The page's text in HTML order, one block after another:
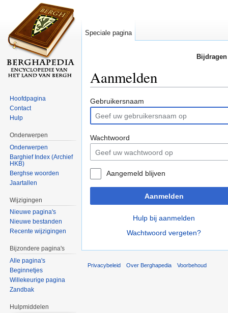
Aanmelden
Gebruikersnaam
Wachtwoord
Aangemeld blijven
Aanmelden
Hulp bij aanmelden
Wachtwoord vergeten?
Speciale pagina
Hoofdpagina
Contact
Hulp
Onderwerpen
Onderwerpen
Barghief Index (Archief
HKB)
Berghse woorden
Jaartallen
Wijzigingen
Nieuwe pagina's
Nieuwe bestanden
Recente wijzigingen
Bijzondere pagina's
Alle pagina's
Beginnetjes
Willekeurige pagina
Zandbak
Hulpmiddelen
Privacybeleid Over Berghapedia Voorbehoud